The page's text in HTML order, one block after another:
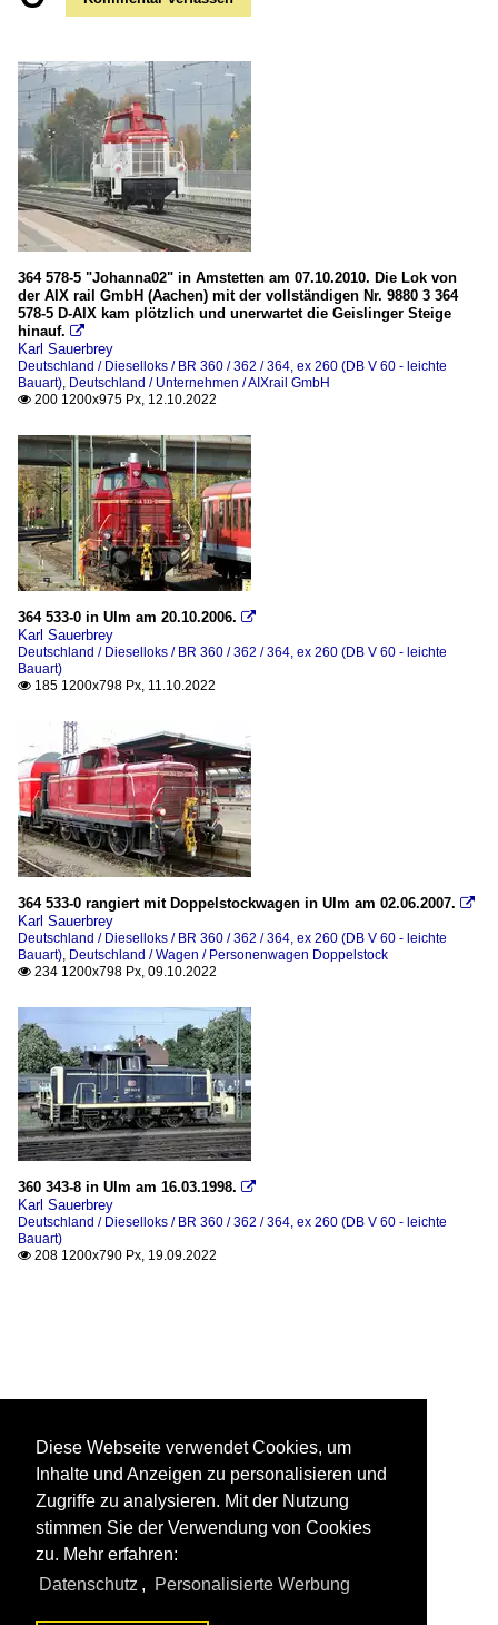
364 578-5 "Johanna02" in Amstetten am 07.10.2010. Die Lok von
der AIX rail GmbH (Aachen) mit der vollständigen Nr. 9880 3 364
578-5 D-AIX kam plötzlich und unerwartet die Geislinger Steige
hinauf. 
Karl Sauerbrey
Deutschland / Dieselloks / BR 360 / 362 / 364, ex 260 (DB V 60 - leichte
Bauart), Deutschland / Unternehmen / AIXrail GmbH
 200 1200x975 Px, 12.10.2022
364 533-0 in Ulm am 20.10.2006. 
Karl Sauerbrey
Deutschland / Dieselloks / BR 360 / 362 / 364, ex 260 (DB V 60 - leichte
Bauart)
 185 1200x798 Px, 11.10.2022
364 533-0 rangiert mit Doppelstockwagen in Ulm am 02.06.2007. 
Karl Sauerbrey
Deutschland / Dieselloks / BR 360 / 362 / 364, ex 260 (DB V 60 - leichte
Bauart), Deutschland / Wagen / Personenwagen Doppelstock
 234 1200x798 Px, 09.10.2022
360 343-8 in Ulm am 16.03.1998. 
Karl Sauerbrey
Deutschland / Dieselloks / BR 360 / 362 / 364, ex 260 (DB V 60 - leichte
Bauart)
 208 1200x790 Px, 19.09.2022
Diese Webseite verwendet Cookies, um
Inhalte und Anzeigen zu personalisieren und
Zugriffe zu analysieren. Mit der Nutzung
stimmen Sie der Verwendung von Cookies
zu. Mehr erfahren:
Datenschutz , Personalisierte Werbung